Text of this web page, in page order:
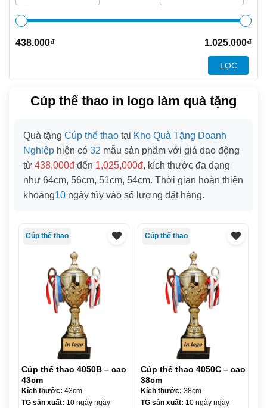
438.000₫ 1.025.000₫
LỌC
Cúp thể thao in logo làm quà tặng
Quà tặng Cúp thể thao tại Kho Quà Tặng Doanh
Nghiệp hiện có 32 mẫu sản phẩm với giá dao động
từ 438,000đ đến 1,025,000đ, kích thước đa dạng
như 64cm, 56cm, 51cm, 54cm. Thời gian hoàn thiện
khoảng10 ngày tùy vào số lượng đặt hàng.
Cúp thể thao
Cúp thể thao 4050B – cao
43cm
Kích thước: 43cm
TG sản xuất: 10 ngày ngày
Cúp thể thao
Cúp thể thao 4050C – cao
38cm
Kích thước: 38cm
TG sản xuất: 10 ngày ngày